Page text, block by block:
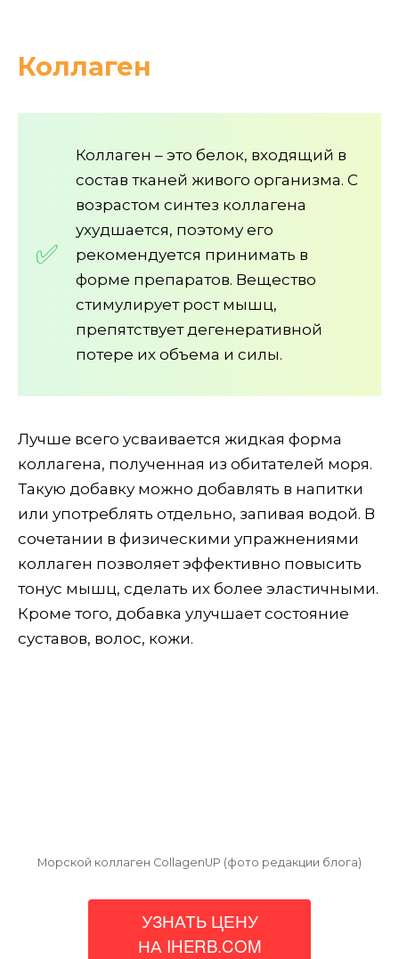
Коллаген
Коллаген – это белок, входящий в
состав тканей живого организма. С
возрастом синтез коллагена
ухудшается, поэтому его
рекомендуется принимать в
форме препаратов. Вещество
стимулирует рост мышц,
препятствует дегенеративной
потере их объема и силы.
Лучше всего усваивается жидкая форма
коллагена, полученная из обитателей моря.
Такую добавку можно добавлять в напитки
или употреблять отдельно, запивая водой. В
сочетании в физическими упражнениями
коллаген позволяет эффективно повысить
тонус мышц, сделать их более эластичными.
Кроме того, добавка улучшает состояние
суставов, волос, кожи.
Морской коллаген CollagenUP (фото редакции блога)
УЗНАТЬ ЦЕНУ
НА IHERB.COM